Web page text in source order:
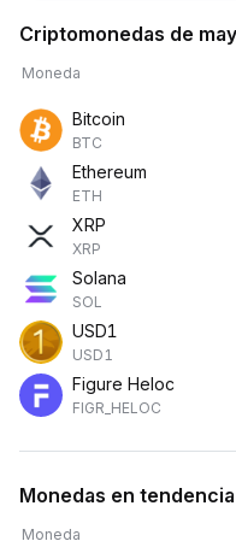
Criptomonedas de
Moneda
Bitcoin
BTC
Ethereum
ETH
XRP
XRP
Solana
SOL
USD1
USD1
Figure Heloc
FIGR_HELOC
Monedas en tendencia
Moneda